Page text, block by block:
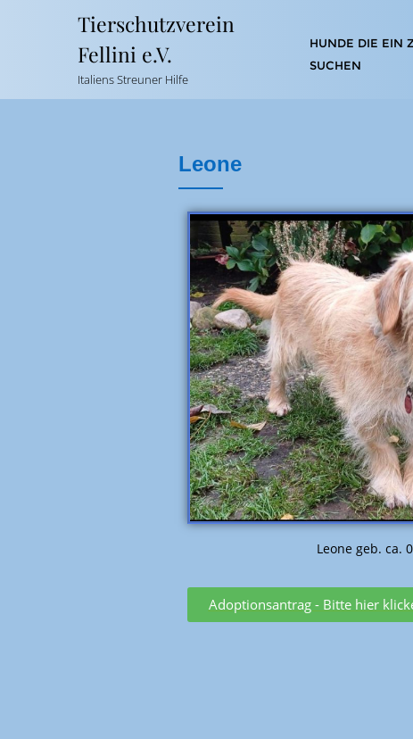
Tierschutzverein
Fellini e.V.
Italiens Streuner Hilfe
HUNDE DIE EIN
SUCHEN
Leone
Leone geb. ca.
Adoptionsantrag - Bitte hier